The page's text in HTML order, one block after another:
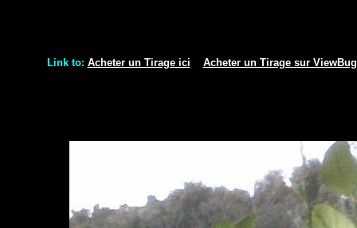
Link to: Acheter un Tirage ici Acheter un Tirage sur